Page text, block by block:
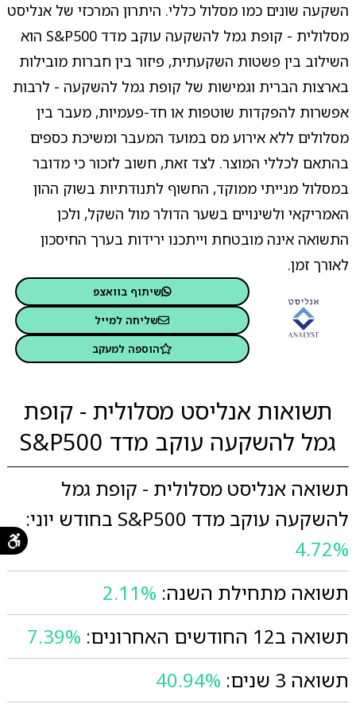
השקעה שונים כמו מסלול כללי. היתרון המרכזי של אנליסט
מסלולית - קופת גמל להשקעה עוקב מדד S&P500 הוא
השילוב בין פשטות השקעתית, פיזור בין חברות מובילות
בארצות הברית וגמישות של קופת גמל להשקעה - לרבות
אפשרות להפקדות שוטפות או חד-פעמיות, מעבר בין
מסלולים ללא אירוע מס במועד המעבר ומשיכת כספים
בהתאם לכללי המוצר. לצד זאת, חשוב לזכור כי מדובר
במסלול מנייתי ממוקד, החשוף לתנודתיות בשוק ההון
האמריקאי ולשינויים בשער הדולר מול השקל, ולכן
התשואה אינה מובטחת וייתכנו ירידות בערך החיסכון
לאורך זמן.
שיתוף בוואצפ
שליחה למייל
הוספה למעקב
תשואות אנליסט מסלולית - קופת
גמל להשקעה עוקב מדד S&P500
תשואה אנליסט מסלולית - קופת גמל
להשקעה עוקב מדד S&P500 בחודש יוני:
4.72%
תשואה מתחילת השנה: 2.11%
תשואה ב12 החודשים האחרונים:
7.39%
תשואה 3 שנים:
40.94%